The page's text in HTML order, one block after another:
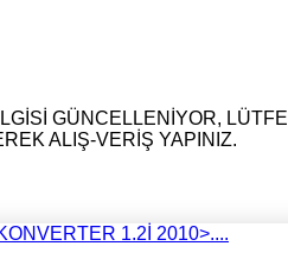
GÜNCELLENİYOR,
ALIŞ-VERİŞ YAPINIZ.